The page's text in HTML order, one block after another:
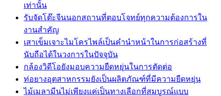
เท่านั้น
รับจัดโต๊ะจีนนอกสถานที่ตอบโจทย์ทุกความต้องการใน
งานสำคัญ
เสาเข็มเจาะไมโครไพล์เป็นคำนำหน้าในการก่อสร้างที่
นับถือได้ในวงการในปัจจุบัน
กล้องวิดีโอยังมอบความยืดหยุ่นในการตัดต่อ
ท่อยางอุตสาหกรรมยังเป็นผลิตภัณฑ์ที่มีความยืดหยุ่น
ไม้เมลามีนไม่เพียงแค่เป็นทางเลือกที่สมบูรณ์แบบ